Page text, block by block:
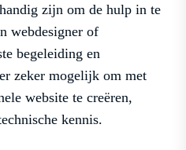
zijn om de hulp in te
webdesigner of
begeleiding en
zeker mogelijk om met
website te creëren,
kennis.